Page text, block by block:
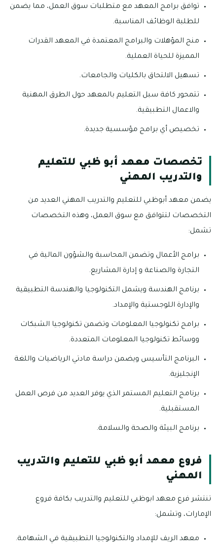
توافق برامج المعهد مع متطلبات سوق العمل، مما يضمن
للطلبة الوظائف المناسبة.
منح المؤهلات والبرامج المعتمدة في المعهد القدرات
المميزة للحياة العملية.
تسهيل الالتحاق بالكليات والجامعات.
تتمحور كافة سبل التعليم بالمعهد حول الطرق المهنية
والاعمال التطبيقية.
تخصيص أي برامج مؤسسية جديدة.
تخصصات معهد أبو ظبي للتعليم
والتدريب المهني
يضمن معهد أبوظبي للتعليم والتدريب المهني العديد من
التخصصات لتتوافق مع سوق العمل، وهذه التخصصات
تشمل:
برامج الأعمال وتضمن المحاسبة والشؤون المالية في
التجارة والصناعة و إدارة المشاريع.
برنامج الهندسة ويشمل التكنولوجيا والهندسة التطبيقية
والإدارة اللوجستية والإمداد.
برامج تكنولوجيا المعلومات وتضمن تكنولوجيا الشبكات
ووسائط تكنولوجيا المعلومات المتعددة.
البرنامج التأسيس ويضمن دراسة مادتي الرياضيات واللغة
الإنجليزية.
برنامج التعليم المستمر الذي يوفر العديد من فرص العمل
المستقبلية.
برنامج البيئة والصحة والسلامة.
فروع معهد أبو ظبي للتعليم والتدريب
المهني
تنتشر فرع معهد ابوظبي للتعليم والتدريب بكافة فروع
الإمارات، وتشمل:
معهد الريف للإمداد والتكنولوجيا التطبيقية في الشهامة.